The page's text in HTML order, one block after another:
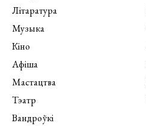
Літаратура
Музыка
Кіно
Афіша
Мастацтва
Тэатр
Вандроўкі